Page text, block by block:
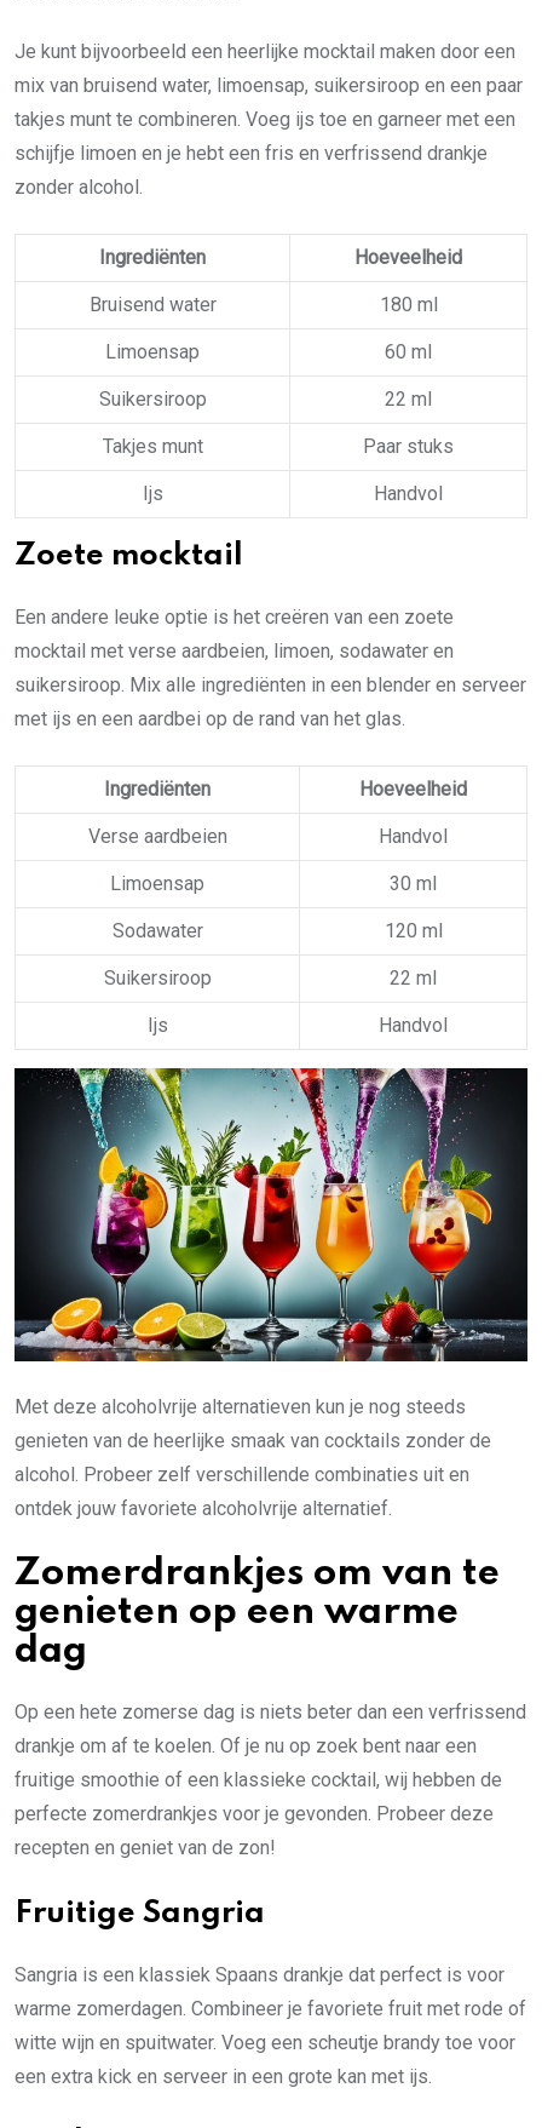
Je kunt bijvoorbeeld een heerlijke mocktail maken door een
mix van bruisend water, limoensap, suikersiroop en een paar
takjes munt te combineren. Voeg ijs toe en garneer met een
schijfje limoen en je hebt een fris en verfrissend drankje
zonder alcohol.
Ingrediënten Hoeveelheid
Bruisend water 180 ml
Limoensap 60 ml
Suikersiroop 22 ml
Takjes munt Paar stuks
Ijs Handvol
Zoete mocktail
Een andere leuke optie is het creëren van een zoete
mocktail met verse aardbeien, limoen, sodawater en
suikersiroop. Mix alle ingrediënten in een blender en serveer
met ijs en een aardbei op de rand van het glas.
Ingrediënten Hoeveelheid
Verse aardbeien Handvol
Limoensap 30 ml
Sodawater 120 ml
Suikersiroop 22 ml
Ijs Handvol
Met deze alcoholvrije alternatieven kun je nog steeds
genieten van de heerlijke smaak van cocktails zonder de
alcohol. Probeer zelf verschillende combinaties uit en
ontdek jouw favoriete alcoholvrije alternatief.
Zomerdrankjes om van te
genieten op een warme
dag
Op een hete zomerse dag is niets beter dan een verfrissend
drankje om af te koelen. Of je nu op zoek bent naar een
fruitige smoothie of een klassieke cocktail, wij hebben de
perfecte zomerdrankjes voor je gevonden. Probeer deze
recepten en geniet van de zon!
Fruitige Sangria
Sangria is een klassiek Spaans drankje dat perfect is voor
warme zomerdagen. Combineer je favoriete fruit met rode of
witte wijn en spuitwater. Voeg een scheutje brandy toe voor
een extra kick en serveer in een grote kan met ijs.